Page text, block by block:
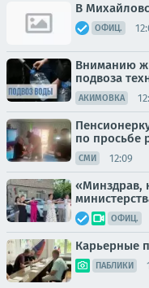
В
ОФИЦ.
Вниманию
подвоза
АКИМОВКА
по просьбе
СМИ 12:09
«Минздрав,
ОФИЦ.
Карьерные
ПАБЛИКИ